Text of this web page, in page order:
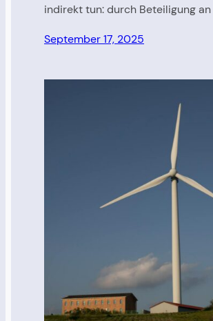
indirekt tun: durch Beteiligung an
September 17, 2025